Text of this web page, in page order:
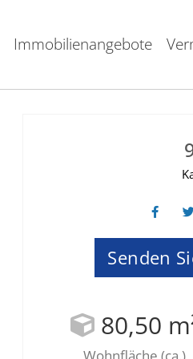
Immobilienangebote
Senden
80,50